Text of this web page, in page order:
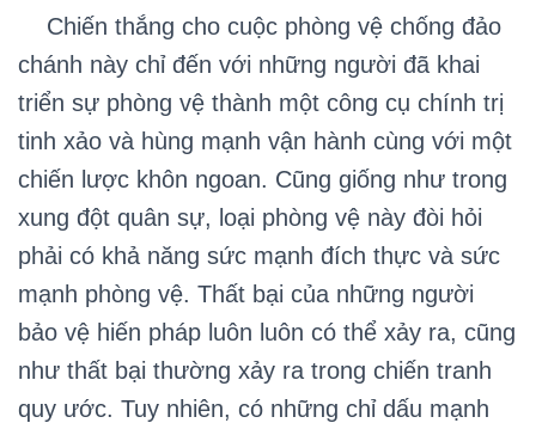
Chiến thắng cho cuộc phòng vệ chống đảo
chánh này chỉ đến với những người đã khai
triển sự phòng vệ thành một công cụ chính trị
tinh xảo và hùng mạnh vận hành cùng với một
chiến lược khôn ngoan. Cũng giống như trong
xung đột quân sự, loại phòng vệ này đòi hỏi
phải có khả năng sức mạnh đích thực và sức
mạnh phòng vệ. Thất bại của những người
bảo vệ hiến pháp luôn luôn có thể xảy ra, cũng
như thất bại thường xảy ra trong chiến tranh
quy ước. Tuy nhiên, có những chỉ dấu mạnh